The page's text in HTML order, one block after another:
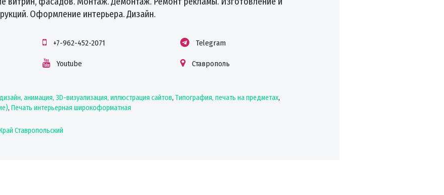
Оформление интерьера. Дизайн.
+7-962-452-2071 Telegram
Youtube Ставрополь
анимация, 3D-визуализация, иллюстрация сайтов, Типография, печать на предметах,
, Печать интерьерная широкоформатная
Ставропольский